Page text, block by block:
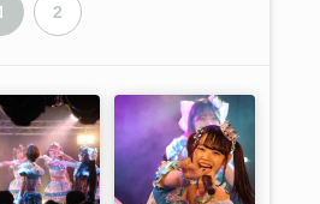
2